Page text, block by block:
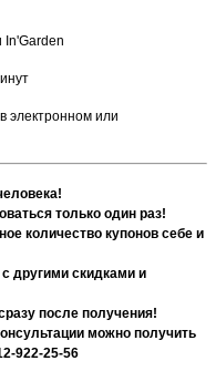
In'Garden
электронном или
только один раз!
количество купонов себе и
другими скидками и
после получения!
можно получить
922-25-56